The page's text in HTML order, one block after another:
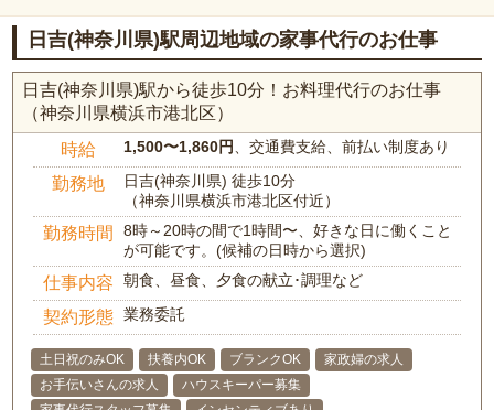
日吉(神奈川県)駅周辺地域の家事代行のお仕事
日吉(神奈川県)駅から徒歩10分！お料理代行のお仕事
（神奈川県横浜市港北区）
時給 1,500〜1,860円、交通費支給、前払い制度あり
勤務地
日吉(神奈川県) 徒歩10分
（神奈川県横浜市港北区付近）
勤務時間
8時～20時の間で1時間〜、好きな日に働くこと
が可能です。(候補の日時から選択)
仕事内容 朝食、昼食、夕食の献立･調理など
契約形態 業務委託
土日祝のみOK 扶養内OK ブランクOK
家政婦の求人
お手伝いさんの求人
ハウスキーパー募集